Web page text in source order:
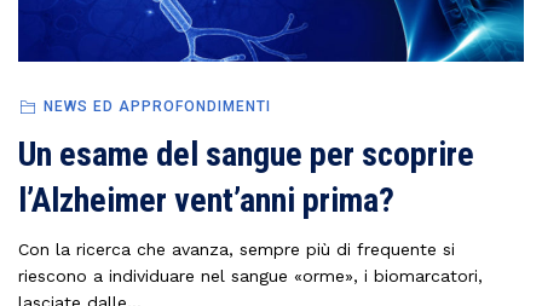
NEWS ED APPROFONDIMENTI
Un esame del sangue per scoprire
l’Alzheimer vent’anni prima?
Con la ricerca che avanza, sempre più di frequente si
riescono a individuare nel sangue «orme», i biomarcatori,
lasciate dalle...